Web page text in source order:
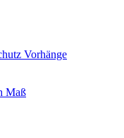
Vorhänge
Maß